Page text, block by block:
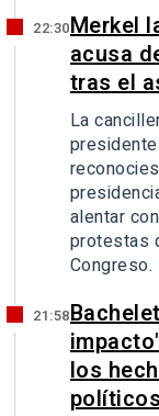
22:30Merkel
acusa
tras el
La
alentar
protestas
Congreso.
21:58
los